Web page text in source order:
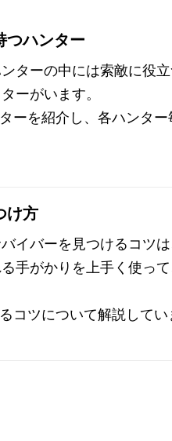
つハンター
ターの中には索敵に役
ーがいます。
ーを紹介し、各ハンタ
け方
イバーを見つけるコツ
手がかりを上手く使っ
コツについて解説してい